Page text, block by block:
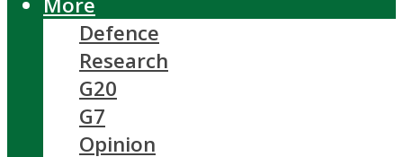
Defence
Research
G20
G7
Opinion